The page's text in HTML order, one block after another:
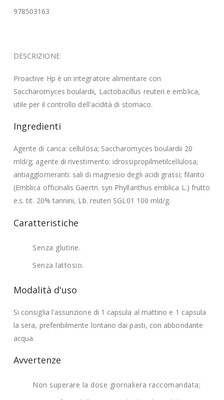
978503163
DESCRIZIONE
Proactive Hp è un integratore alimentare con
Saccharomyces boulardii, Lactobacillus reuteri e emblica,
utile per il controllo dell'acidità di stomaco.
Ingredienti
Agente di carica: cellulosa; Saccharomyces boulardii 20
mld/g; agente di rivestimento: idrossipropilmetilcellulosa;
antiagglomeranti: sali di magnesio degli acidi grassi; filanto
(Emblica officinalis Gaertn. syn Phyllanthus emblica L.) frutto
e.s. tit. 20% tannini, Lb. reuteri SGL01 100 mld/g.
Caratteristiche
Senza glutine.
Senza lattosio.
Modalità d'uso
Si consiglia l'assunzione di 1 capsula al mattino e 1 capsula
la sera, preferibilmente lontano dai pasti, con abbondante
acqua.
Avvertenze
Non superare la dose giornaliera raccomandata;